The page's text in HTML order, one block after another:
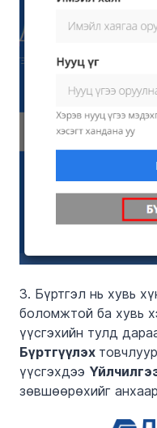
3. Бүртгэл нь хувь
боломжтой ба хувь
үүсгэхийн тулд
Бүртгүүлэх
үүсгэхдээ
зөвшөөрөхийг